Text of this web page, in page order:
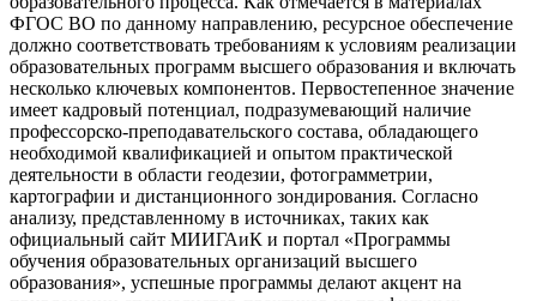
ФГОС ВО по данному направлению, ресурсное обеспечение
должно соответствовать требованиям к условиям реализации
образовательных программ высшего образования и включать
несколько ключевых компонентов. Первостепенное значение
имеет кадровый потенциал, подразумевающий наличие
профессорско-преподавательского состава, обладающего
необходимой квалификацией и опытом практической
деятельности в области геодезии, фотограмметрии,
картографии и дистанционного зондирования. Согласно
анализу, представленному в источниках, таких как
официальный сайт МИИГАиК и портал «Программы
обучения образовательных организаций высшего
образования», успешные программы делают акцент на